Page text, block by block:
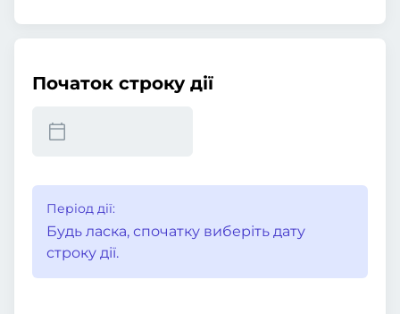
Початок строку дії
Період дії:
Будь ласка, спочатку виберіть дату
строку дії.